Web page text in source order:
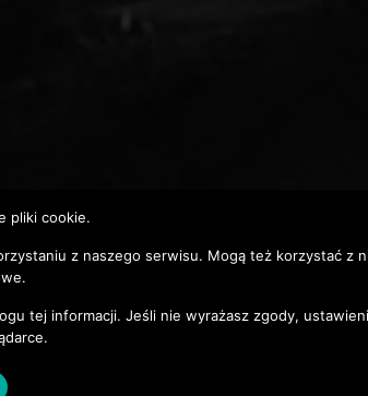
prawa zastrzeżone
pliki cookie.
z naszego serwisu. Mogą też korzystać z
tej informacji. Jeśli nie wyrażasz zgody,